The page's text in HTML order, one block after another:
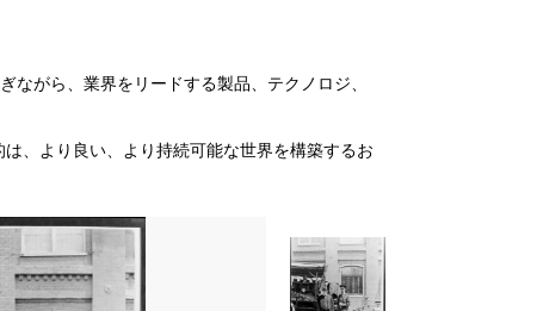
がら、業界をリードする製品、テクノロジ、
、より良い、より持続可能な世界を構築するお